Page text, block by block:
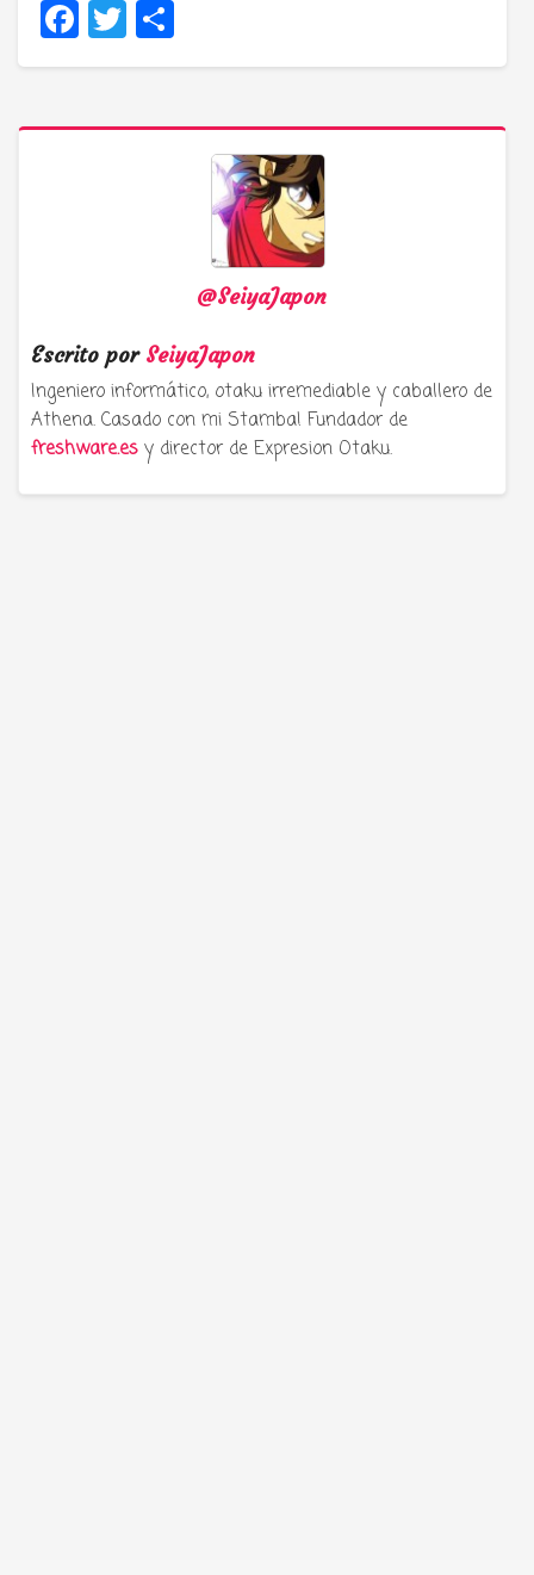
Facebook
Twitter
@SeiyaJapon
Escrito por SeiyaJapon
Ingeniero informático, otaku irremediable y caballero de
Athena. Casado con mi Stamba! Fundador de
freshware.es y director de Expresion Otaku.